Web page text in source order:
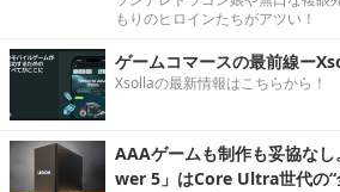
もりのヒロインたちがアツい！
ゲームコマースの最前線ー
Xsollaの最新情報はこちらから！
AAAゲームも制作も妥協な
wer 5」はCore Ultra世代の“